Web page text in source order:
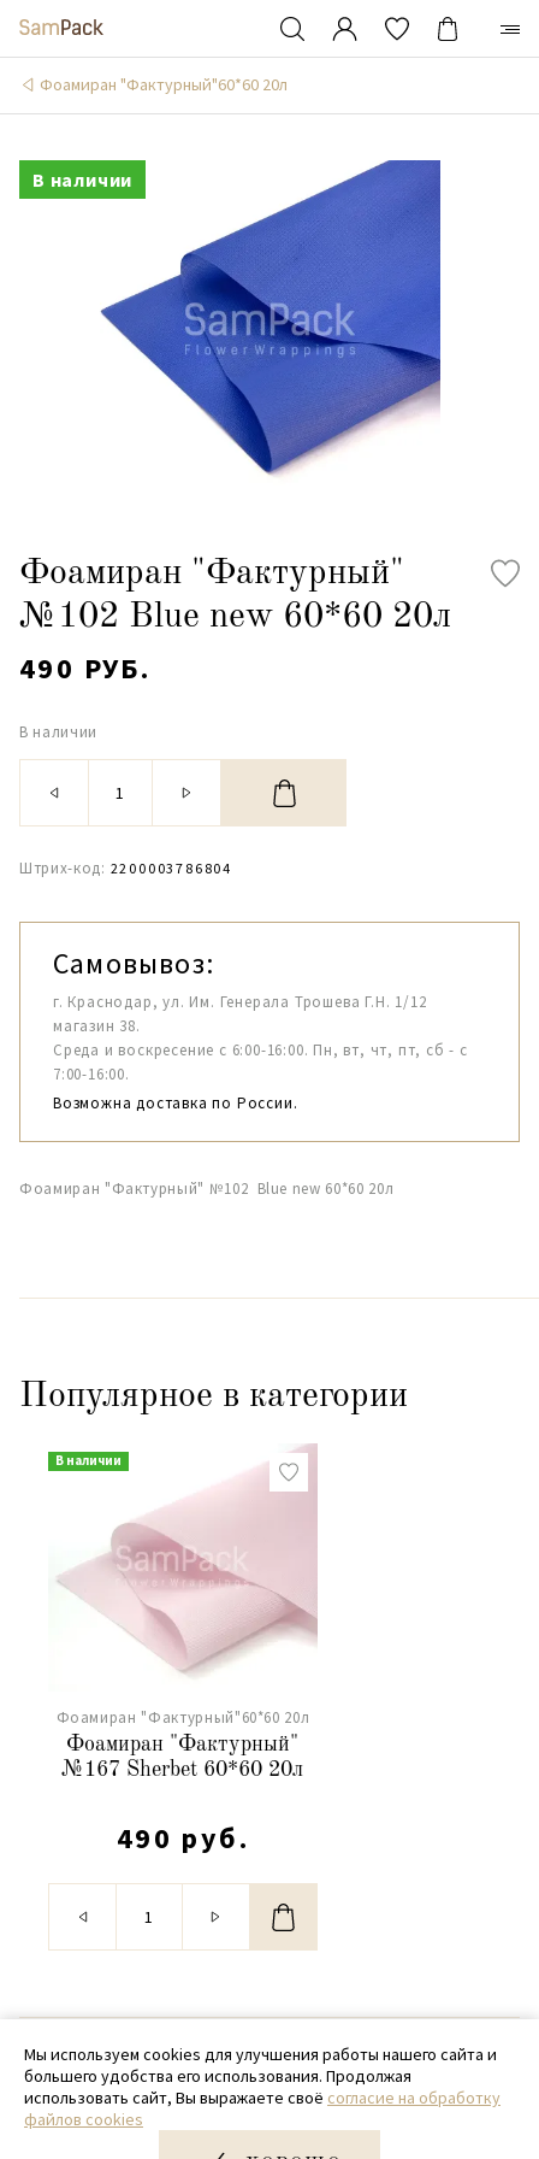
Фоамиран "Фактурный"60*60 20л
В наличии
Фоамиран "Фактурный"
№102 Blue new 60*60 20л
490 РУБ.
В наличии
Штрих-код: 2200003786804
Самовывоз:
г. Краснодар, ул. Им. Генерала Трошева Г.Н. 1/12
магазин 38.
Среда и воскресение с 6:00-16:00. Пн, вт, чт, пт, сб - с
7:00-16:00.
Возможна доставка по России.
Фоамиран "Фактурный" №102 Blue new 60*60 20л
Популярное в категории
В наличии
Фоамиран "Фактурный"60*60 20л
Фоамиран "Фактурный"
№167 Sherbet 60*60 20л
490 руб.
© 2020 - 2026 SamPack
+ 7 (918) 699-97-87
zakaz@sampack.store
Мы используем cookies для улучшения работы нашего сайта и
большего удобства его использования. Продолжая
использовать сайт, Вы выражаете своё согласие на обработку
файлов cookies